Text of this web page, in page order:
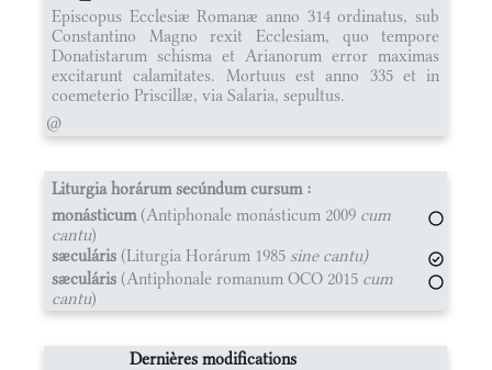
Episcopus Ecclesiæ Romanæ anno 314 ordinatus, sub
Constantino Magno rexit Ecclesiam, quo tempore
Donatistarum schisma et Arianorum error maximas
excitarunt calamitates. Mortuus est anno 335 et in
coemeterio Priscillæ, via Salaria, sepultus.
@
Liturgia horárum secúndum cursum :
monásticum(Antiphonale monásticum 2009 cum
cantu)
sæculáris (Liturgia Horárum 1985 sine cantu)
sæculáris (Antiphonale romanum OCO 2015 cum
cantu)
Dernières modifications